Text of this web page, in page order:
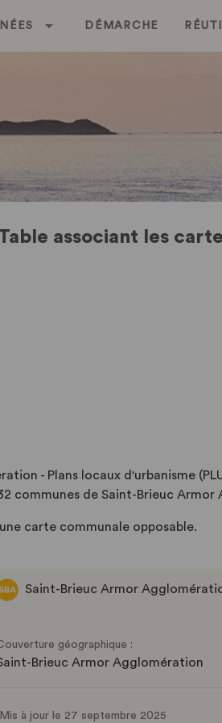
DÉMARCHE
associant les
- Plans locaux d'urbanisme
communes de Saint-Brieuc Armor
carte communale opposable.
Saint-Brieuc Armor
géographique :
Brieuc Armor Agglomération
Mis à jour le 27 septembre 2025